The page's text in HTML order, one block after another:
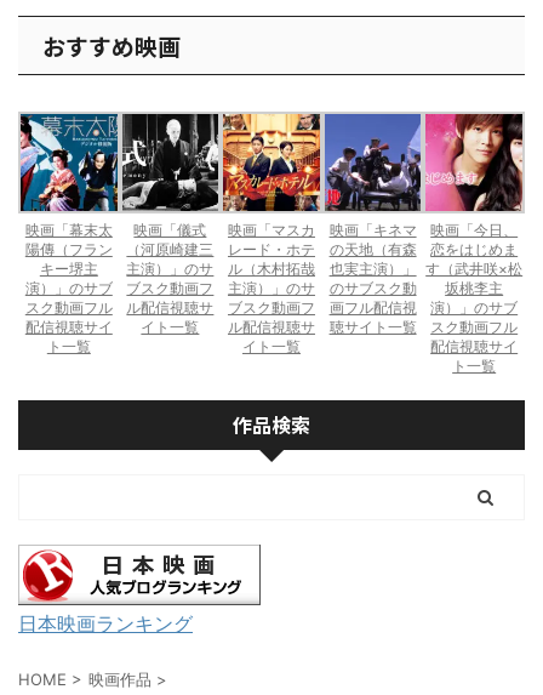
おすすめ映画
映画「幕末太
陽傳（フラン
キー堺主
演）」のサブ
スク動画フル
配信視聴サイ
ト一覧
映画「儀式
（河原崎建三
主演）」のサ
ブスク動画フ
ル配信視聴サ
イト一覧
映画「マスカ
レード・ホテ
ル（木村拓哉
主演）」のサ
ブスク動画フ
ル配信視聴サ
イト一覧
映画「キネマ
の天地（有森
也実主演）」
のサブスク動
画フル配信視
聴サイト一覧
映画「今日、
恋をはじめま
す（武井咲×松
坂桃李主
演）」のサブ
スク動画フル
配信視聴サイ
ト一覧
作品検索
日本映画ランキング
HOME > 映画作品 >